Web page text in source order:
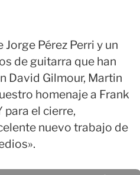
Pérez Perri y un
de guitarra que han
David Gilmour, Martin
homenaje a Frank
para el cierre,
nuevo trabajo de